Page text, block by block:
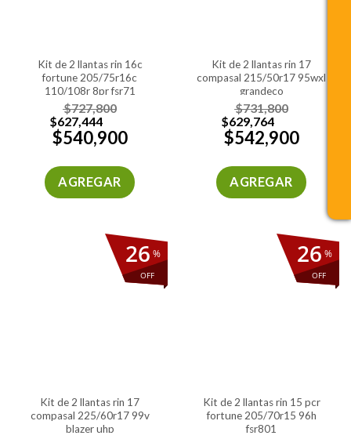
kit de 2 llantas rin 16c
fortune 205/75r16c
110/108r 8pr fsr71
$727,800
$627,444
$540,900
AGREGAR
kit de 2 llantas rin 17
compasal 215/50r17 95wxl
grandeco
$731,800
$629,764
$542,900
AGREGAR
%
OFF
26
kit de 2 llantas rin 17
compasal 225/60r17 99v
blazer uhp
%
OFF
26
kit de 2 llantas rin 15 pcr
fortune 205/70r15 96h
fsr801